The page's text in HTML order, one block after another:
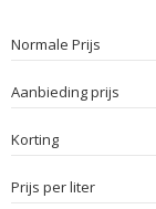
Normale Prijs
Aanbieding prijs
Korting
Prijs per liter